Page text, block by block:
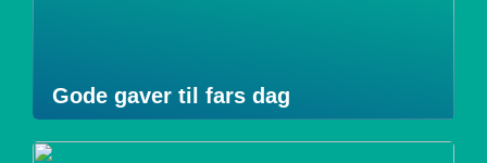
Gode gaver til fars dag